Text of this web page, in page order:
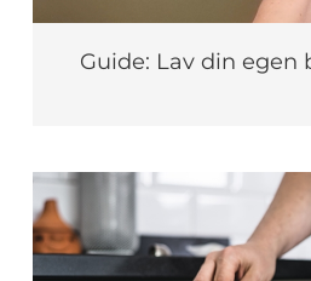
Guide: Lav din egen